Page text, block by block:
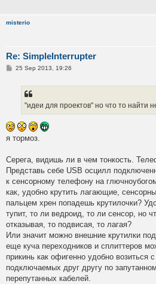
misterio
Re: SimpleInterrupter
P25 Sep 2013, 19:26
"идеи для проектов" но что то найти
я тормоз.
Серега, видишь ли в чем тонкость.
Представь себе USB осцилл
к сенсорному телефону на
как, удобно крутить лагающие,
пальцем хрен попадешь крутилочки?
тупит, то ли ведроид, то ли сенсор, но
отказывая, то подвисая, то лагая?
Или значит можно внешние крутилки
еще куча переходников и сплиттеров
прикинь как офигенно удобно возиться
подключаемых друг другу по
перепутанных кабелей.